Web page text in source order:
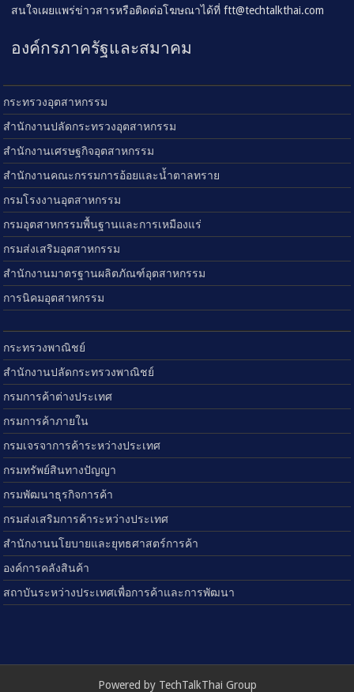
สนใจเผยแพร่ข่าวสารหรือติดต่อโฆษณาได้ที่ftt@techtalkthai.com
องค์กรภาครัฐและสมาคม
กระทรวงอุตสาหกรรม
สำนักงานปลัดกระทรวงอุตสาหกรรม
สำนักงานเศรษฐกิจอุตสาหกรรม
สำนักงานคณะกรรมการอ้อยและน้ำตาลทราย
กรมโรงงานอุตสาหกรรม
กรมอุตสาหกรรมพื้นฐานและการเหมืองแร่
กรมส่งเสริมอุตสาหกรรม
สำนักงานมาตรฐานผลิตภัณฑ์อุตสาหกรรม
การนิคมอุตสาหกรรม
กระทรวงพาณิชย์
สำนักงานปลัดกระทรวงพาณิชย์
กรมการค้าต่างประเทศ
กรมการค้าภายใน
กรมเจรจาการค้าระหว่างประเทศ
กรมทรัพย์สินทางปัญญา
กรมพัฒนาธุรกิจการค้า
กรมส่งเสริมการค้าระหว่างประเทศ
สำนักงานนโยบายและยุทธศาสตร์การค้า
องค์การคลังสินค้า
สถาบันระหว่างประเทศเพื่อการค้าและการพัฒนา
Powered by TechTalkThai Group